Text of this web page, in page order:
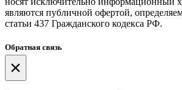
являются публичной офертой,
статьи 437 Гражданского кодекса РФ.
Обратная связь
×